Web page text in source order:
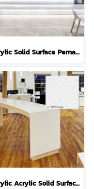
Acrylic Solid Surface Perna White S001 หินสังเคราะห์สีขาว
Acrylic Acrylic Solid Surface Helsinki S7009 หินสังเคราะห์สีขาว